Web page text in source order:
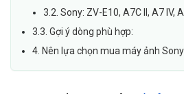
3.2. Sony: ZV-E10, A7C II, A7 IV,
3.3. Gợi ý dòng phù hợp:
4. Nên lựa chọn mua máy ảnh